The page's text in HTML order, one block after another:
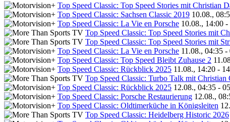
Top Speed Classic: Top Speed Stories mit Christian
Top Speed Classic: Sachsen Classic 2019 10.08.,
Top Speed Classic: La Vie en Porsche 10.08., 14:00
Top Speed Classic: Top Speed Stories mit
Top Speed Classic: Top Speed Stories mit
Top Speed Classic: La Vie en Porsche 11.08., 04:35
Top Speed Classic: Top Speed Bleibt Zuhause 2
Top Speed Classic: Rückblick 2025 11.08., 14:20 -
Top Speed Classic: Turbo Talk mit
Top Speed Classic: Rückblick 2025 12.08., 04:35 -
Top Speed Classic: Porsche Restaurierung 12.08.,
Top Speed Classic: Oldtimerküche in Königsleiten
Top Speed Classic: Heidelberg Historic 2026